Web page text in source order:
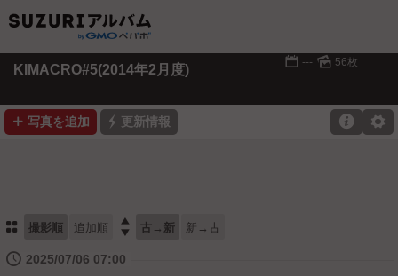
KIMACRO#5(2014年2月度) 📅 --- 🌄 56枚
➕ 写真を追加 ⚡ 更新情報 ⚙

⚏ 撮影順 追加順  古→新 新→古
🕔 2025/07/06 07:00